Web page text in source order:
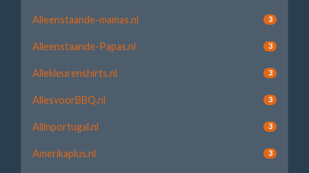
Alleenstaande-mamas.nl 3
Alleenstaande-Papas.nl 3
Allekleurenshirts.nl 3
AllesvoorBBQ.nl 3
Allinportugal.nl 3
Amerikaplus.nl 3